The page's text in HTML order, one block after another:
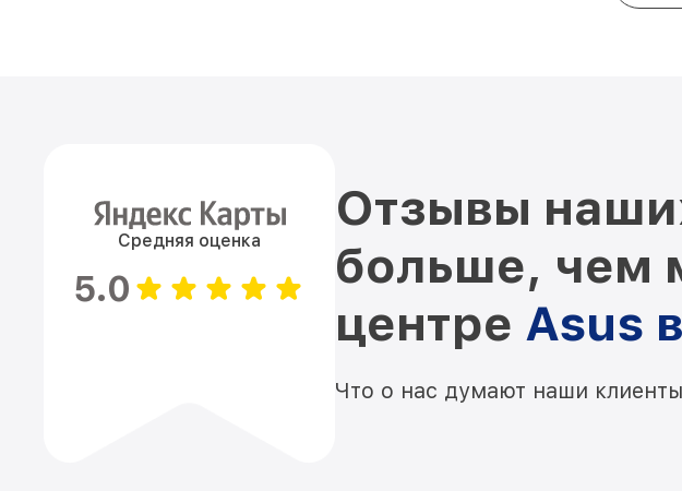
Средняя оценка
5.0
Отзывы
больше, чем
центре Asus
Что о нас думают наши